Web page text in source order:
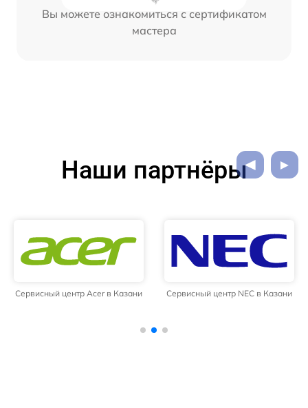
Вы можете ознакомиться с сертификатом
мастера
Наши партнёры
Сервисный центр Acer в Казани Сервисный центр NEC в Казани